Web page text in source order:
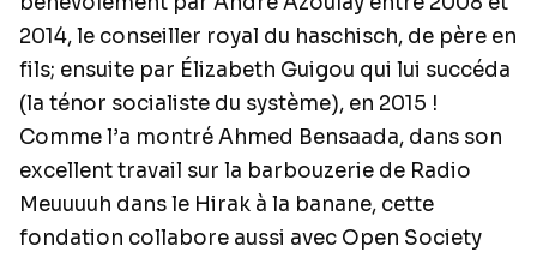
2014, le conseiller royal du haschisch, de père en
fils; ensuite par Élizabeth Guigou qui lui succéda
(la ténor socialiste du système), en 2015 !
Comme l’a montré Ahmed Bensaada, dans son
excellent travail sur la barbouzerie de Radio
Meuuuuh dans le Hirak à la banane, cette
fondation collabore aussi avec Open Society